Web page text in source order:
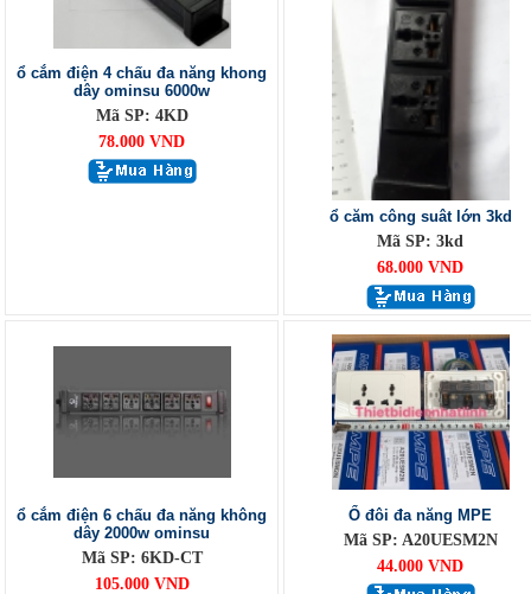
ổ cắm điện 4 chấu đa năng khong
dây ominsu 6000w
Mã SP: 4KD
78.000 VND
ổ căm công suât lớn 3kd
Mã SP: 3kd
68.000 VND
ổ cắm điện 6 chấu đa năng không
dây 2000w ominsu
Mã SP: 6KD-CT
105.000 VND
Ổ đôi đa năng MPE
Mã SP: A20UESM2N
44.000 VND